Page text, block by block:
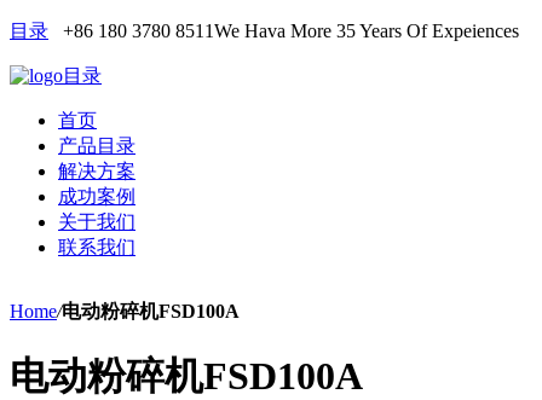
目录 +86 180 3780 8511We Hava More 35 Years Of Expeiences
目录
首页
产品目录
解决方案
成功案例
关于我们
联系我们
Home/电动粉碎机FSD100A
电动粉碎机FSD100A